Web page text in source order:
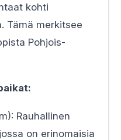
kohti
Tämä merkitsee
Pohjois-
Rauhallinen
on erinomaisia